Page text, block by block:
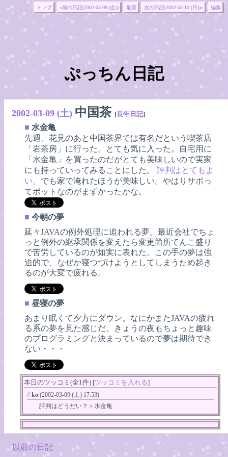
トップ «前の日記(2002-03-08 (金)) 最新 次の日記(2002-03-10 (日))» 編集
ぷっちん日記
2002-03-09 (土) 中国茶 [長年日記]
■ 水金亀
先週、花見のあと中国茶界では有名だという喫茶店
「岩茶房」に行った。とても気に入った。自宅用に
「水金亀」を買ったのだがとても美味しいので実家
にも持っていってみることにした。評判はとてもよ
い。 でも家で淹れたほうが美味しい。やはりサボっ
てポットなのがまずかったかな。
■ 今朝の夢
延々JAVAの例外処理に追われる夢。最近会社でちょ
っと例外の継承関係を変えたら変更箇所てんこ盛り
で苦労しているのが如実に表れた。この手の夢は強
迫的で、なぜか寝つづけようとしてしまうため起き
るのが大変で疲れる。
■ 昼寝の夢
あまり眠くて夕方にダウン。なにかまたJAVAの疲れ
る系の夢を見た感じだ。きょうの夜もちょっと趣味
のプログラミングと決まっているので夢は期待でき
ない・・・
本日のツッコミ(全1件) [ツッコミを入れる]
# ko (2002-03-09 (土) 17:53)
評判はどうだい？＞水金亀
以前の日記